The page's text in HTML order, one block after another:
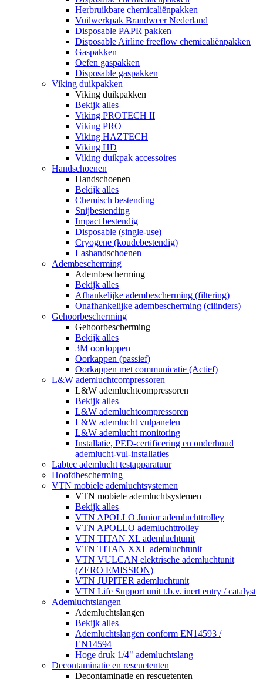
Herbruikbare chemicaliënpakken
Vuilwerkpak Brandweer Nederland
Disposable PAPR pakken
Disposable Airline freeflow chemicaliënpakken
Gaspakken
Oefen gaspakken
Disposable gaspakken
Viking duikpakken
Viking duikpakken
Bekijk alles
Viking PROTECH II
Viking PRO
Viking HAZTECH
Viking HD
Viking duikpak accessoires
Handschoenen
Handschoenen
Bekijk alles
Chemisch bestending
Snijbestending
Impact bestendig
Disposable (single-use)
Cryogene (koudebestendig)
Lashandschoenen
Adembescherming
Adembescherming
Bekijk alles
Afhankelijke adembescherming (filtering)
Onafhankelijke adembescherming (cilinders)
Gehoorbescherming
Gehoorbescherming
Bekijk alles
3M oordoppen
Oorkappen (passief)
Oorkappen met communicatie (Actief)
L&W ademluchtcompressoren
L&W ademluchtcompressoren
Bekijk alles
L&W ademluchtcompressoren
L&W ademlucht vulpanelen
L&W ademlucht monitoring
Installatie, PED-certificering en onderhoud
ademlucht-vul-installaties
Labtec ademlucht testapparatuur
Hoofdbescherming
VTN mobiele ademluchtsystemen
VTN mobiele ademluchtsystemen
Bekijk alles
VTN APOLLO Junior ademluchttrolley
VTN APOLLO ademluchttrolley
VTN TITAN XL ademluchtunit
VTN TITAN XXL ademluchtunit
VTN VULCAN elektrische ademluchtunit
(ZERO EMISSION)
VTN JUPITER ademluchtunit
VTN Life Support unit t.b.v. inert entry / catalyst
Ademluchtslangen
Ademluchtslangen
Bekijk alles
Ademluchtslangen conform EN14593 /
EN14594
Hoge druk 1/4" ademluchtslang
Decontaminatie en rescuetenten
Decontaminatie en rescuetenten